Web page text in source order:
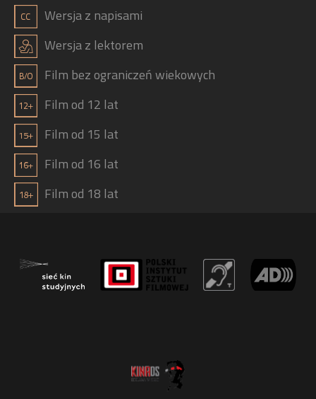
g Wersja z napisami
j Wersja z lektorem
Film bez ograniczeń wiekowych
Film od 12 lat
Film od 15 lat
Film od 16 lat
Film od 18 lat